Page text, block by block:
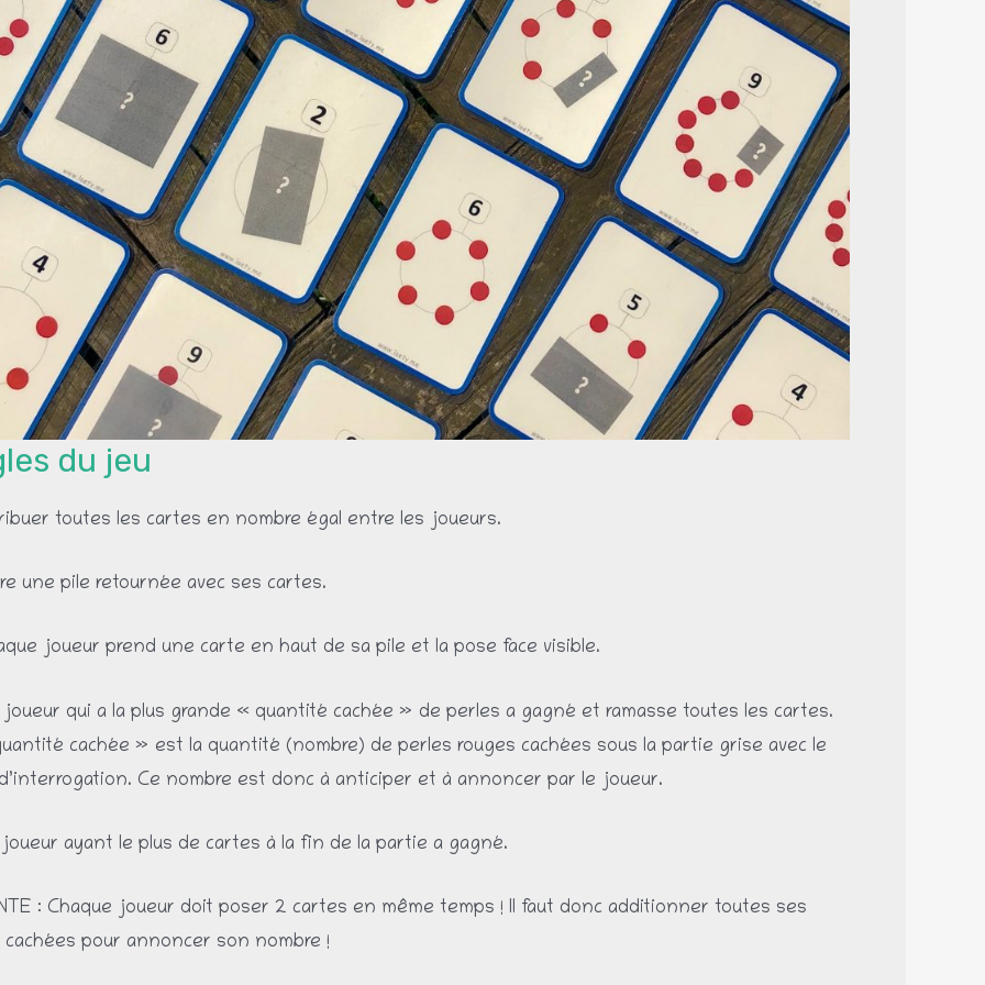
du jeu
toutes les cartes en nombre égal entre les joueurs.
une pile retournée avec ses cartes.
joueur prend une carte en haut de sa pile et la pose face visible.
qui a la plus grande « quantité cachée » de perles a gagné et ramasse toutes les cartes.
cachée » est la quantité (nombre) de perles rouges cachées sous la partie grise avec le
Ce nombre est donc à anticiper et à annoncer par le joueur.
ayant le plus de cartes à la fin de la partie a gagné.
: Chaque joueur doit poser 2 cartes en même temps ! Il faut donc additionner toutes ses
cachées pour annoncer son nombre !